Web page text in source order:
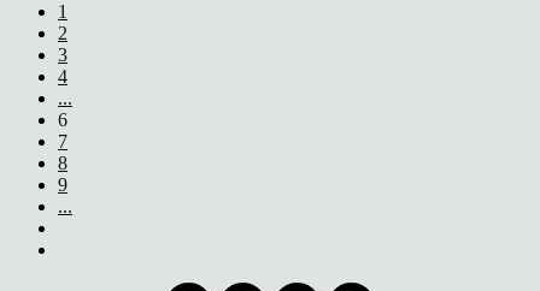
1
2
3
4
...
6
7
8
9
...